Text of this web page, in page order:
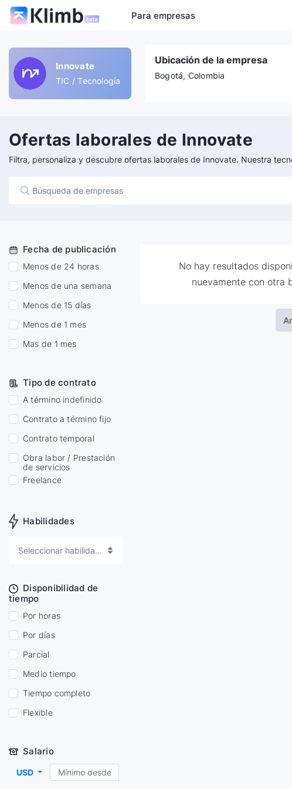
Para empresas
Innovate
TIC / Tecnología
Ubicación de la empresa
Bogotá, Colombia
Ofertas laborales de Innovate
Filtra, personaliza y descubre ofertas laborales de Innovate. Nuestra
Fecha de publicación
Menos de 24 horas
Menos de una semana
Menos de 15 días
Menos de 1 mes
Mas de 1 mes
Tipo de contrato
A término indefinido
Contrato a término fijo
Contrato temporal
Obra labor / Prestación
de servicios
Freelance
Habilidades
Seleccionar habilidades
Disponibilidad de
tiempo
Por horas
Por días
Parcial
Medio tiempo
Tiempo completo
Flexible
Salario
USD
No hay resultados
nuevamente con otra